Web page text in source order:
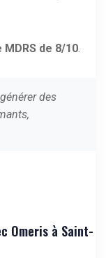
MDRS de 8/10
des
Omeris à Saint-